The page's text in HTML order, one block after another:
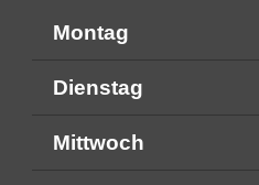
Montag
Dienstag
Mittwoch